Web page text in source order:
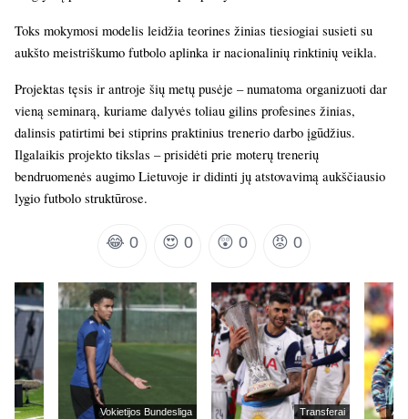
Toks mokymosi modelis leidžia teorines žinias tiesiogiai susieti su
aukšto meistriškumo futbolo aplinka ir nacionalinių rinktinių veikla.
Projektas tęsis ir antroje šių metų pusėje – numatoma organizuoti dar
vieną seminarą, kuriame dalyvės toliau gilins profesines žinias,
dalinsis patirtimi bei stiprins praktinius trenerio darbo įgūdžius.
Ilgalaikis projekto tikslas – prisidėti prie moterų trenerių
bendruomenės augimo Lietuvoje ir didinti jų atstovavimą aukščiausio
lygio futbolo struktūrose.
😂 0 😍 0 😲 0 😡 0
Vokietijos Bundesliga Transferai